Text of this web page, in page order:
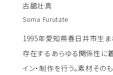
古舘壮真
Soma Furutate
1995年愛知県春日井市生ま
存在するあらゆる関係性に
イン・制作を行う。素材その